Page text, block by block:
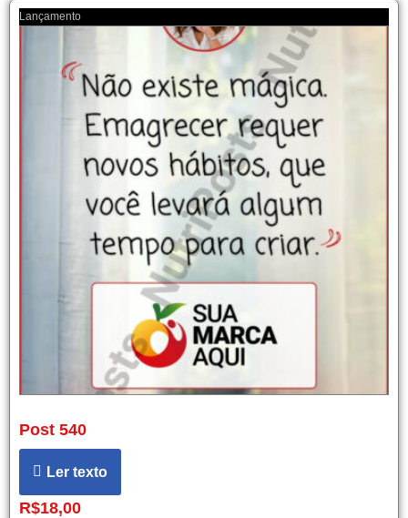
Lançamento
Post 540
Ler texto
R$18,00